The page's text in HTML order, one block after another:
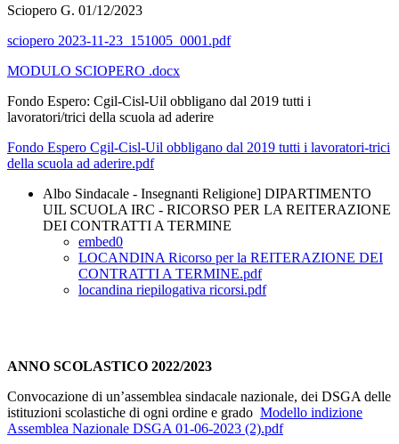
Sciopero G. 01/12/2023
sciopero 2023-11-23_151005_0001.pdf
MODULO SCIOPERO .docx
Fondo Espero: Cgil-Cisl-Uil obbligano dal 2019 tutti i
lavoratori/trici della scuola ad aderire
Fondo Espero Cgil-Cisl-Uil obbligano dal 2019 tutti i lavoratori-trici
della scuola ad aderire.pdf
Albo Sindacale - Insegnanti Religione] DIPARTIMENTO
UIL SCUOLA IRC - RICORSO PER LA REITERAZIONE
DEI CONTRATTI A TERMINE
embed0
LOCANDINA Ricorso per la REITERAZIONE DEI
CONTRATTI A TERMINE.pdf
locandina riepilogativa ricorsi.pdf
ANNO SCOLASTICO 2022/2023
Convocazione di un’assemblea sindacale nazionale, dei DSGA delle
istituzioni scolastiche di ogni ordine e grado Modello indizione
Assemblea Nazionale DSGA 01-06-2023 (2).pdf